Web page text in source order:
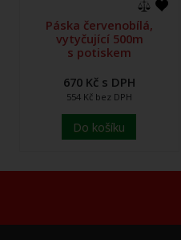
Páska červenobílá,
vytyčující 500m
s potiskem
670 Kč s DPH
554 Kč bez DPH
Do košíku